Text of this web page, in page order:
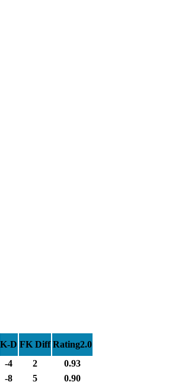
K-D FK Diff Rating2.0
-4 2
0.93
-8 5
0.90